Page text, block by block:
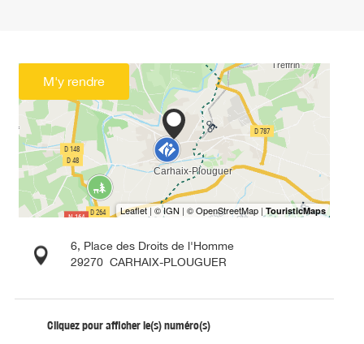
M'y rendre
6, Place des Droits de l'Homme
29270 CARHAIX-PLOUGUER
Cliquez pour afficher le(s) numéro(s)